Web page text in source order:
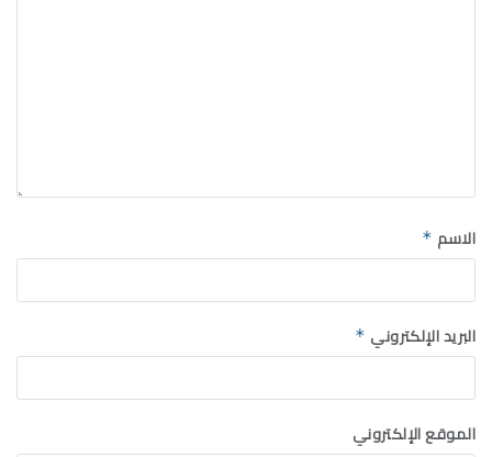
الاسم *
البريد الإلكتروني *
الموقع الإلكتروني